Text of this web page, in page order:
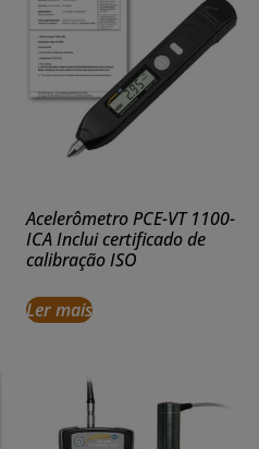
Acelerômetro PCE-VT 1100-
ICA Inclui certificado de
calibração ISO
Ler mais